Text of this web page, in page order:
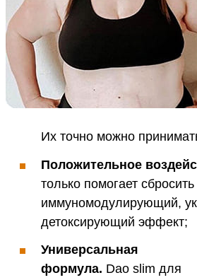
Их точно можно
Положительное
только помогает
иммуномодулирующий,
детоксирующий эффект;
Универсальная
формула. Dao slim для